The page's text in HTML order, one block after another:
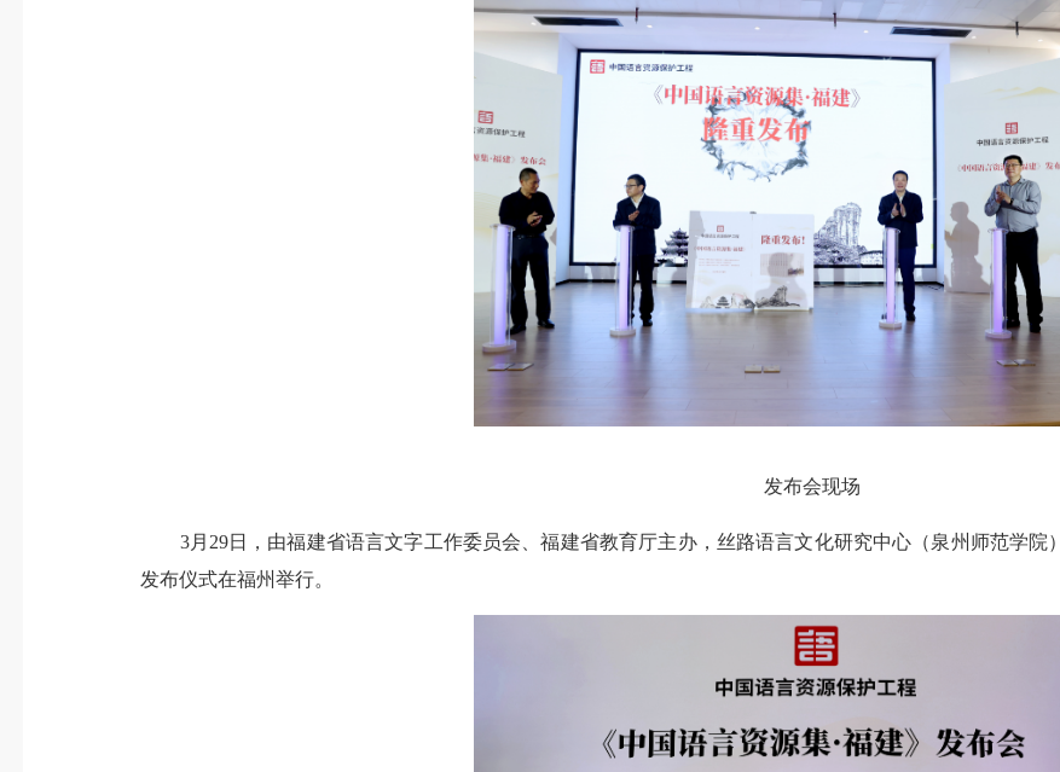
发布会现场
3月29日，由福建省语言文字工作委员会、福建省教育厅主办，丝路语言文化研究中心（泉州师范学院
发布仪式在福州举行。